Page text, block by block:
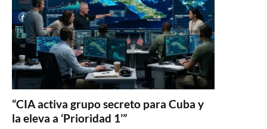
“CIA activa grupo secreto para Cuba y
la eleva a ‘Prioridad 1’”